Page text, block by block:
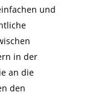
und
in der
an die
den